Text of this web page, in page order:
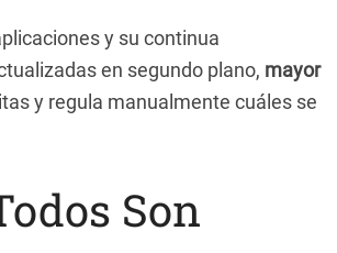
y su continua
en segundo plano, mayor
y regula manualmente cuáles se
Son